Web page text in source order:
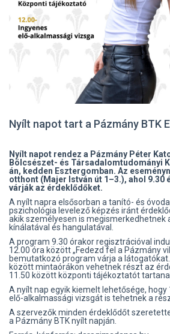
Nyílt napot tart a Pázmány BTK
Nyílt napot rendez a Pázmány Péter
Bölcsészet- és Társadalomtudományi
án, kedden Esztergomban. Az
otthont (Majer István út 1–3.), ahol 9.30
várják az érdeklődőket.
A nyílt napra elsősorban a tanító- és
pszichológia levelező képzés iránt
akik személyesen is megismerkedhetnek
kínálatával és hangulatával.
A program 9.30 órakor regisztrációval
12.00 óra között „Fedezd fel a Pázmány
bemutatkozó program várja a
között mintaórákon vehetnek részt az
11.50 között központi tájékoztatót
A nyílt nap egyik kiemelt lehetősége, hogy
elő-alkalmassági vizsgát is tehetnek a
A szervezők minden érdeklődőt
a Pázmány BTK nyílt napján.